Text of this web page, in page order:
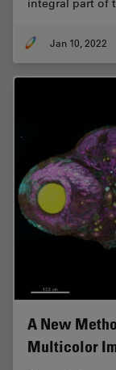
integral part of
Jan 10, 2022
A New
Multicolor